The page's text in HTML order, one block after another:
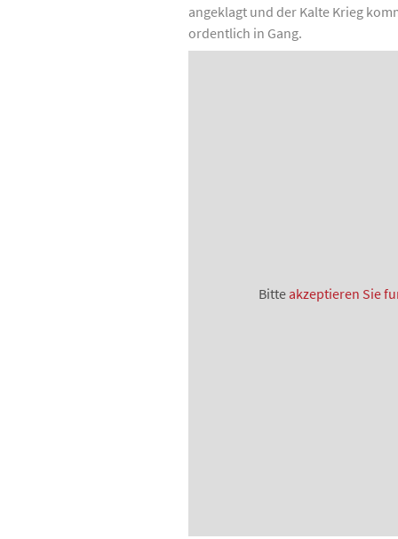
angeklagt und der Kalte Krieg
ordentlich in Gang.
Bitte akzeptieren Sie